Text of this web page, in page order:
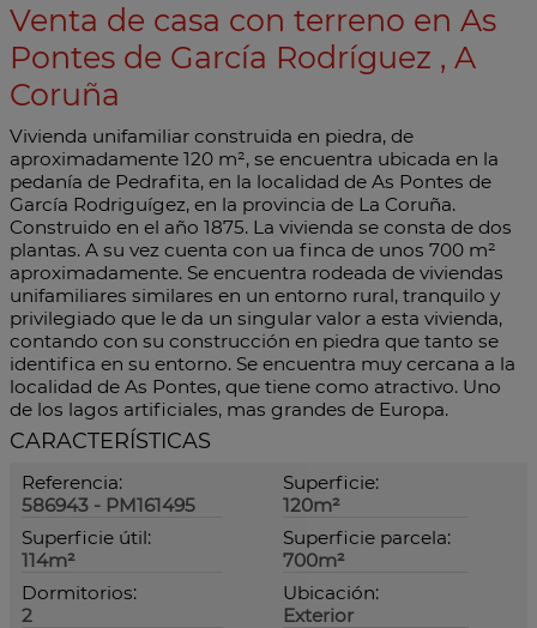
Venta de casa con terreno en As
Pontes de García Rodríguez , A
Coruña
Vivienda unifamiliar construida en piedra, de
aproximadamente 120 m², se encuentra ubicada en la
pedanía de Pedrafita, en la localidad de As Pontes de
García Rodriguígez, en la provincia de La Coruña.
Construido en el año 1875. La vivienda se consta de dos
plantas. A su vez cuenta con ua finca de unos 700 m²
aproximadamente. Se encuentra rodeada de viviendas
unifamiliares similares en un entorno rural, tranquilo y
privilegiado que le da un singular valor a esta vivienda,
contando con su construcción en piedra que tanto se
identifica en su entorno. Se encuentra muy cercana a la
localidad de As Pontes, que tiene como atractivo. Uno
de los lagos artificiales, mas grandes de Europa.
CARACTERÍSTICAS
Referencia:
586943 - PM161495
Superficie:
120m²
Superficie útil:
114m²
Superficie parcela:
700m²
Dormitorios:
2
Ubicación:
Exterior